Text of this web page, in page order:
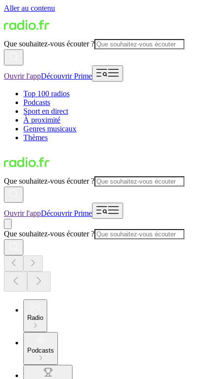
Aller au contenu
Que souhaitez-vous écouter ?
Ouvrir l'appDécouvrir Prime
Top 100 radios
Podcasts
Sport en direct
À proximité
Genres musicaux
Thèmes
Que souhaitez-vous écouter ?
Ouvrir l'appDécouvrir Prime
Que souhaitez-vous écouter ?
Radio
Podcasts